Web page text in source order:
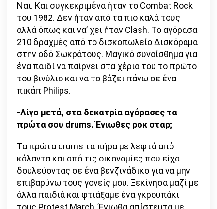
Ναι. Και συγκεκριμένα ήταν το Combat Rock
του 1982. Δεν ήταν από τα πιο καλά τους
αλλά όπως και να’ χει ήταν Clash. Το αγόρασα
210 δραχμές από το δισκοπωλείο Δισκόραμα
στην οδό Σωκράτους. Μαγικό συναίσθημα για
ένα παιδί να παίρνει στα χέρια του το πρώτο
του βινύλιο και να το βάζει πάνω σε ένα
πικάπ Philips.
-Λίγο μετά, στα δεκατρία αγόρασες τα
πρώτα σου drums. Ένιωθες ροκ σταρ;
Τα πρώτα drums τα πήρα με λεφτά από
κάλαντα και από τις οικονομίες που είχα
δουλεύοντας σε ένα βενζινάδικο για να μην
επιβαρύνω τους γονείς μου. Ξεκίνησα μαζί με
άλλα παιδιά και φτιάξαμε ένα γκρουπάκι